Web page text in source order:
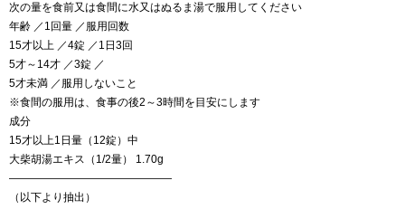
次の量を食前又は食間に水又はぬるま湯で服用してください
年齢 ／1回量 ／服用回数
15才以上 ／4錠 ／1日3回
5才～14才 ／3錠 ／
5才未満 ／服用しないこと
※食間の服用は、食事の後2～3時間を目安にします
成分
15才以上1日量（12錠）中
大柴胡湯エキス（1/2量） 1.70g
———————————————
（以下より抽出）